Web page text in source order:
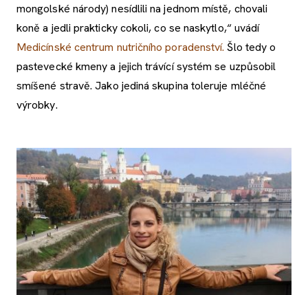
mongolské národy) nesídlili na jednom místě, chovali
koně a jedli prakticky cokoli, co se naskytlo,“ uvádí
Medicínské centrum nutričního poradenství. Šlo tedy o
pastevecké kmeny a jejich trávící systém se uzpůsobil
smíšené stravě. Jako jediná skupina toleruje mléčné
výrobky.